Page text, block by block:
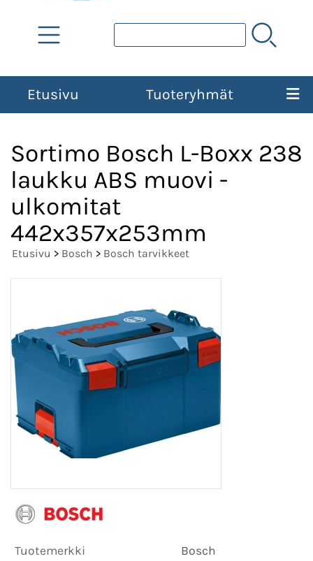
Etusivu Tuoteryhmät
Sortimo Bosch L-Boxx 238
laukku ABS muovi -
ulkomitat
442x357x253mm
Etusivu > Bosch > Bosch tarvikkeet
Tuotemerkki
Bosch